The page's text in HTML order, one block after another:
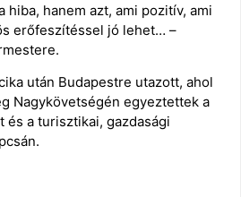
hiba, hanem azt, ami pozitív, ami
erőfeszítéssel jó lehet… –
után Budapestre utazott, ahol
Nagykövetségén egyeztettek a
és a turisztikai, gazdasági